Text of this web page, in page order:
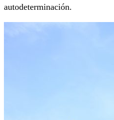
autodeterminación.